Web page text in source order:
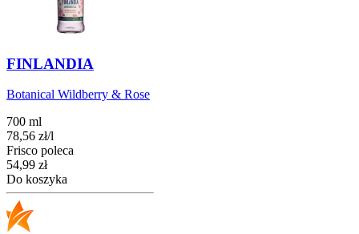
FINLANDIA
Botanical Wildberry & Rose
700 ml
78,56 zł/l
Frisco poleca
Cena
54,99 zł
Do koszyka